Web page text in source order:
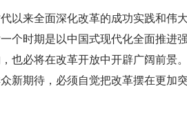
以来全面深化改革的成功实践和伟
个时期是以中国式现代化全面推进
也必将在改革开放中开辟广阔前景
新期待，必须自觉把改革摆在更加